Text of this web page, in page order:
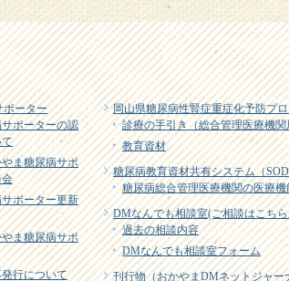
ポーター
ポーターの認
ま糖尿病サポ
ポーター更新
ま糖尿病サポ
行について
岡山県糖尿病性腎症重症化予防プ
診療の手引き（総合管理医療機関
教育資材
糖尿病教育資材共有システム（
糖尿病総合管理医療機関の医療機
DMなんでも相談室(ご相談はこち
過去の相談内容
DMなんでも相談室フォーム
刊行物（おかやまDMネットジャー